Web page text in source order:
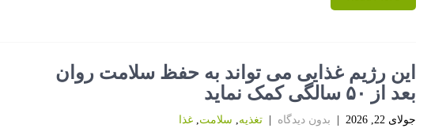
این رژیم غذایی می تواند به حفظ سلامت روان
بعد از ۵۰ سالگی کمک نماید
جولای 22, 2026 بدون دیدگاه تغذیه, سلامت, غذا